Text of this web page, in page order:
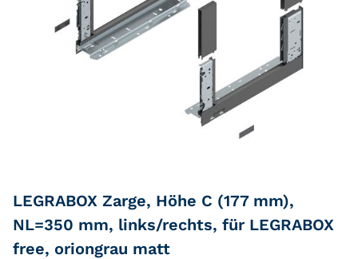
LEGRABOX Zarge, Höhe C (177 mm),
NL=350 mm, links/rechts, für LEGRABOX
free, oriongrau matt